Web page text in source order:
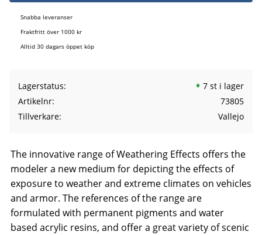
Snabba leveranser
Fraktfritt över 1000 kr
Alltid 30 dagars öppet köp
Lagerstatus
7 st i lager
Artikelnr
73805
Tillverkare
Vallejo
The innovative range of Weathering Effects offers the
modeler a new medium for depicting the effects of
exposure to weather and extreme climates on vehicles
and armor. The references of the range are
formulated with permanent pigments and water
based acrylic resins, and offer a great variety of scenic